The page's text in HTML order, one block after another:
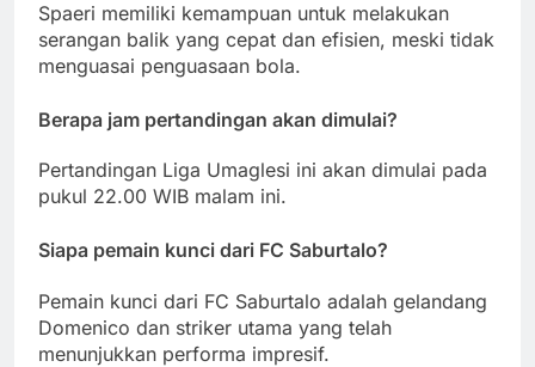
Spaeri memiliki kemampuan untuk melakukan
serangan balik yang cepat dan efisien, meski tidak
menguasai penguasaan bola.
Berapa jam pertandingan akan dimulai?
Pertandingan Liga Umaglesi ini akan dimulai pada
pukul 22.00 WIB malam ini.
Siapa pemain kunci dari FC Saburtalo?
Pemain kunci dari FC Saburtalo adalah gelandang
Domenico dan striker utama yang telah
menunjukkan performa impresif.